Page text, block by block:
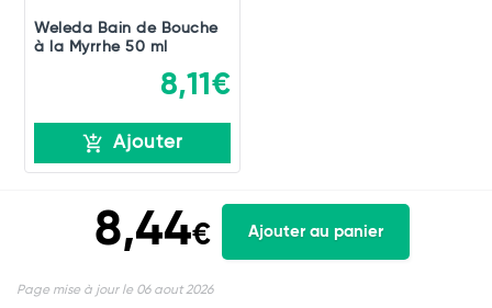
Weleda Bain de Bouche
à la Myrrhe 50 ml
8,11€
Ajouter
8,44€ Ajouter au panier
Page mise à jour le 06 aout 2026